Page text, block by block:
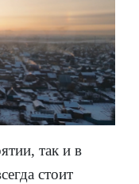
так и в
стоит